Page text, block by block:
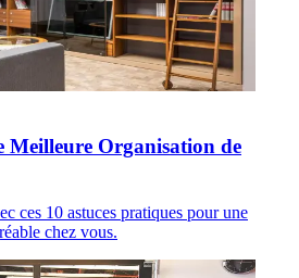
Meilleure Organisation de
ces 10 astuces pratiques pour une
chez vous.